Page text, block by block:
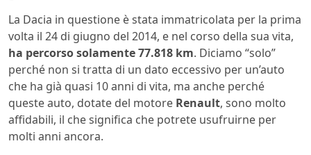
La Dacia in questione è stata immatricolata per la prima
volta il 24 di giugno del 2014, e nel corso della sua vita,
ha percorso solamente 77.818 km. Diciamo “solo”
perché non si tratta di un dato eccessivo per un’auto
che ha già quasi 10 anni di vita, ma anche perché
queste auto, dotate del motore Renault, sono molto
affidabili, il che significa che potrete usufruirne per
molti anni ancora.